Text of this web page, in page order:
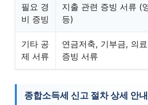
필요 경
비 증빙
지출 관련 증빙 서류 (
등)
기타 공
제 서류
연금저축, 기부금, 의
증빙 서류
종합소득세 신고 절차 상세 안내